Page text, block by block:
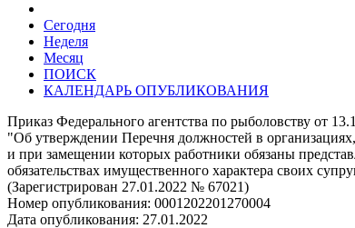
Сегодня
Неделя
Месяц
ПОИСК
КАЛЕНДАРЬ ОПУБЛИКОВАНИЯ
Приказ Федерального агентства по рыболовству от
"Об утверждении Перечня должностей в
и при замещении которых работники обязаны
обязательствах имущественного характера своих
(Зарегистрирован 27.01.2022 № 67021)
Номер опубликования: 0001202201270004
Дата опубликования: 27.01.2022